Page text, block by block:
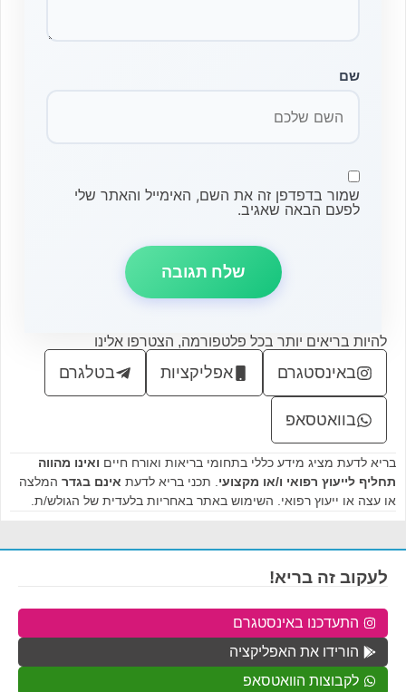
שם
שמור בדפדפן זה את השם, האימייל והאתר שלי
לפעם הבאה שאגיב.
להיות בריאים יותר בכל פלטפורמה, הצטרפו אלינו
באינסטגרם אפליקציות בטלגרם
בוואטסאפ
בריא לדעת מציג מידע כללי בתחומי בריאות ואורח חיים ואינו מהווה
תחליף לייעוץ רפואי ו/או מקצועי. תכני בריא לדעת אינם בגדר המלצה
או עצה או ייעוץ רפואי. השימוש באתר באחריות בלעדית של הגולש/ת.
לעקוב זה בריא!
התעדכנו באינסטגרם
הורידו את האפליקציה
לקבוצות הוואטסאפ